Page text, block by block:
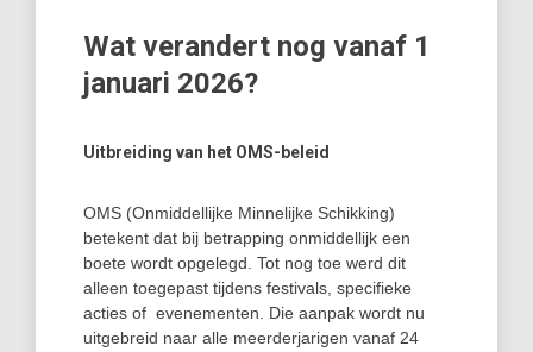
Wat verandert nog vanaf 1
januari 2026?
Uitbreiding van het OMS-beleid
OMS (Onmiddellijke Minnelijke Schikking)
betekent dat bij betrapping onmiddellijk een
boete wordt opgelegd. Tot nog toe werd dit
alleen toegepast tijdens festivals, specifieke
acties of evenementen. Die aanpak wordt nu
uitgebreid naar alle meerderjarigen vanaf 24